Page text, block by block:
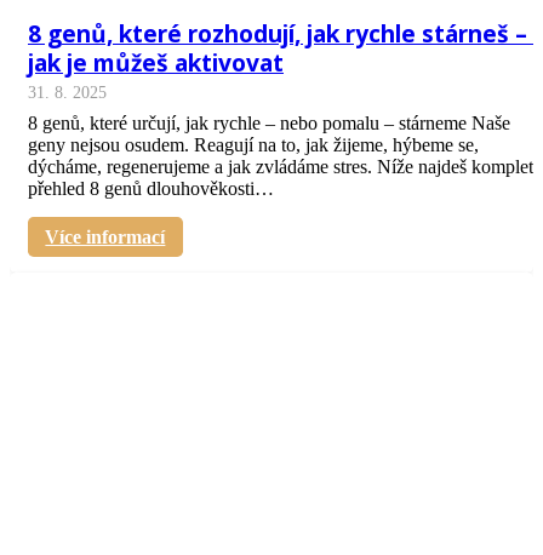
8 genů, které rozhodují, jak rychle stárneš –
jak je můžeš aktivovat
31. 8. 2025
8 genů, které určují, jak rychle – nebo pomalu – stárneme Naše
geny nejsou osudem. Reagují na to, jak žijeme, hýbeme se,
dýcháme, regenerujeme a jak zvládáme stres. Níže najdeš
přehled 8 genů dlouhověkosti…
Více informací